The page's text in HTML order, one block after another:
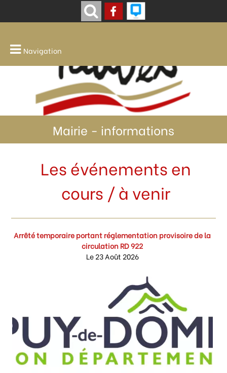
Navigation
Mairie - informations
Les événements en
cours / à venir
Arrêté temporaire portant réglementation provisoire de la
circulation RD 922
Le 23 Août 2026